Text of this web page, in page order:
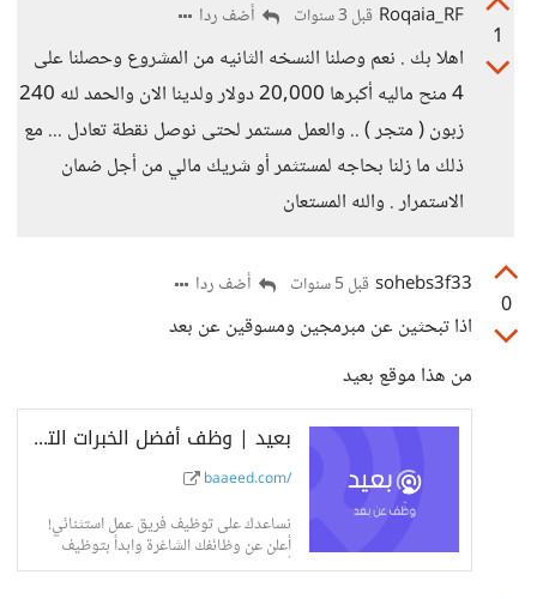
1
Roqaia_RF قبل 3 سنوات أضف ردا
اهلا بك . نعم وصلنا النسخه الثانيه من المشروع وحصلنا على
4 منح ماليه أكبرها 20,000 دولار ولدينا الان والحمد لله 240
زبون ( متجر ) .. والعمل مستمر لحتى نوصل نقطة تعادل ... مع
ذلك ما زلنا بحاجه لمستثمر أو شريك مالي من أجل ضمان
الاستمرار . والله المستعان
0
sohebs3f33 قبل 5 سنوات أضف ردا
اذا تبحثين عن مبرمجين ومسوقين عن بعد
من هذا موقع بعيد
بعيد | وظف أفضل الخبرات التقنية عن بعد
baaeed.com/
نساعدك على توظيف فريق عمل استثنائي!
أعلن عن وظائفك الشاغرة وابدأ بتوظيف
أفضل الخبرات التقنية عن بعد